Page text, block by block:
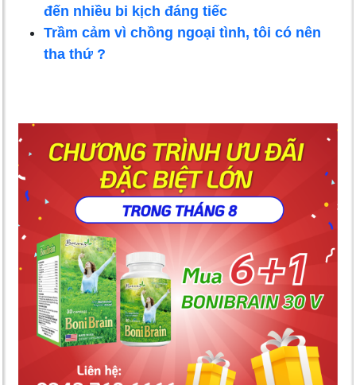
đến nhiều bi kịch đáng tiếc
Trầm cảm vì chồng ngoại tình, tôi có nên
tha thứ ?